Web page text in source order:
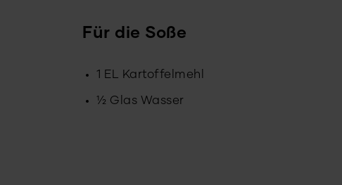
Für die Soße
1 EL Kartoffelmehl
½ Glas Wasser